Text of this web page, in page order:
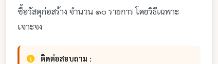
ซื้อวัสดุก่อสร้าง จำนวน ๑๐ รายการ โดยวิธีเฉพาะ
เจาะจง
ติดต่อสอบถาม :